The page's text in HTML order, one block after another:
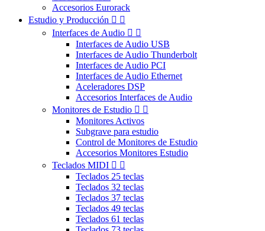
Accesorios Eurorack
Estudio y Producción  
Interfaces de Audio  
Interfaces de Audio USB
Interfaces de Audio Thunderbolt
Interfaces de Audio PCI
Interfaces de Audio Ethernet
Aceleradores DSP
Accesorios Interfaces de Audio
Monitores de Estudio  
Monitores Activos
Subgrave para estudio
Control de Monitores de Estudio
Accesorios Monitores Estudio
Teclados MIDI  
Teclados 25 teclas
Teclados 32 teclas
Teclados 37 teclas
Teclados 49 teclas
Teclados 61 teclas